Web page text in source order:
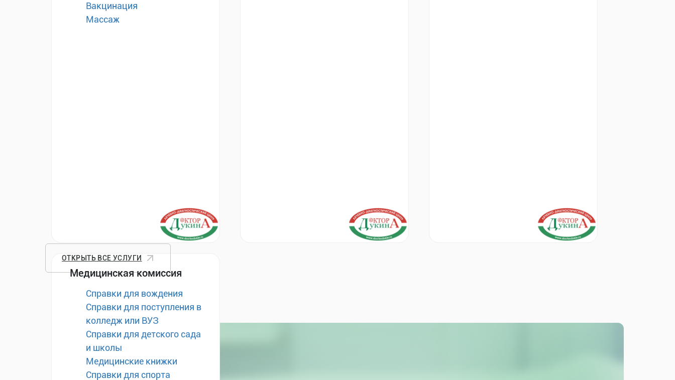
Вакцинация
Массаж
Медицинская комиссия
Справки для вождения
Справки для поступления в
колледж или ВУЗ
Справки для детского сада
и школы
Медицинские книжки
Справки для спорта
ОТКРЫТЬ ВСЕ УСЛУГИ